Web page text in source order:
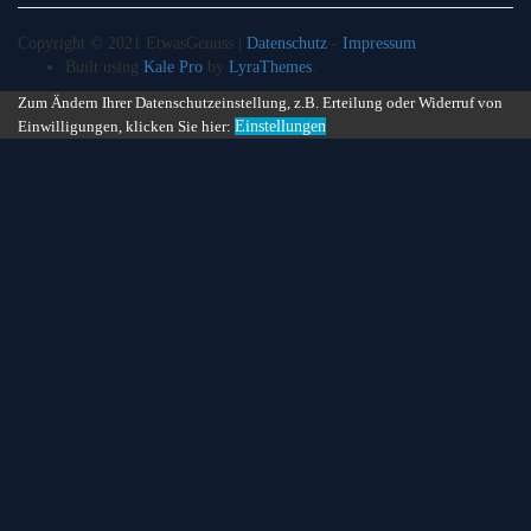
Copyright © 2021 EtwasGenuss | Datenschutz - Impressum
Built using Kale Pro by LyraThemes
Zum Ändern Ihrer Datenschutzeinstellung, z.B. Erteilung oder Widerruf von
Einwilligungen, klicken Sie hier: Einstellungen